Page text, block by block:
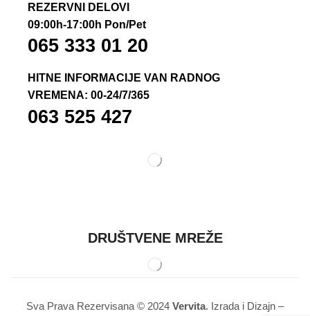
REZERVNI DELOVI
09:00h-17:00h Pon/Pet
065 333 01 20
HITNE INFORMACIJE VAN RADNOG
VREMENA: 00-24/7/365
063 525 427
DRUŠTVENE MREŽE
Sva Prava Rezervisana © 2024 Vervita. Izrada i Dizajn –